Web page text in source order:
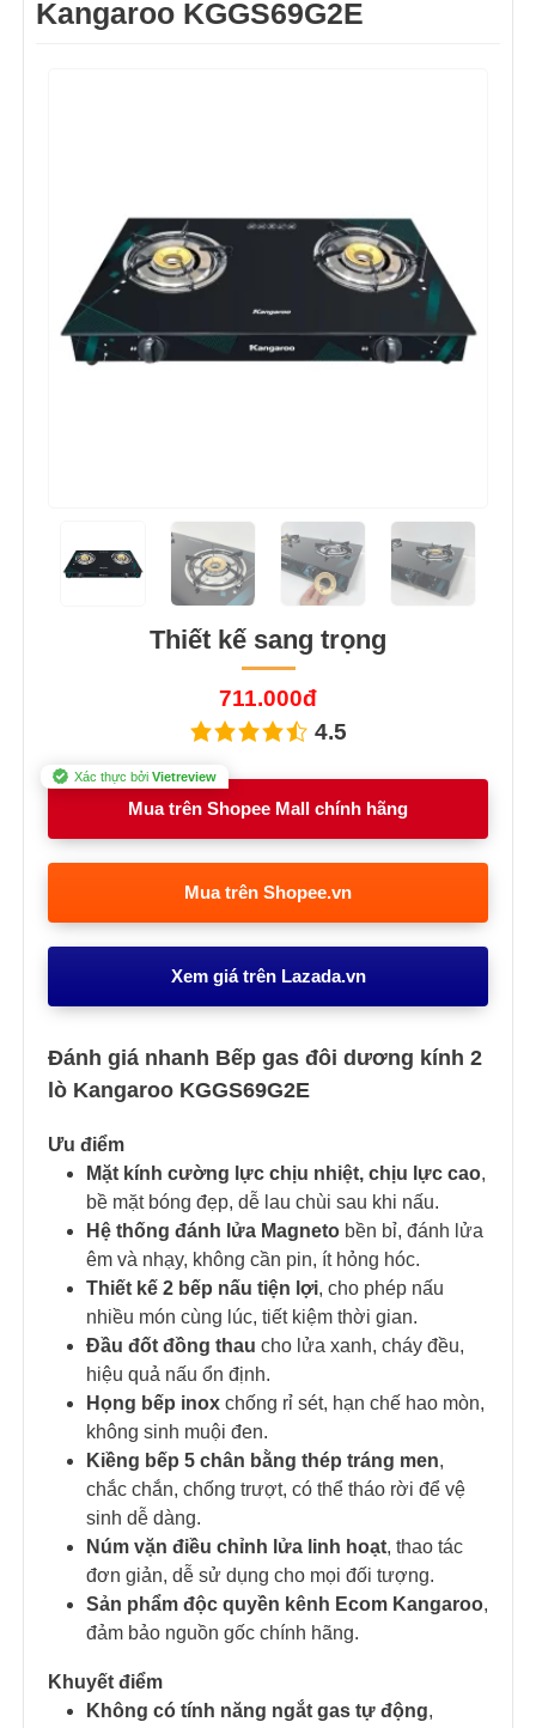
Kangaroo KGGS69G2E
Thiết kế sang trọng
711.000đ
4.5
Xác thực bởi Vietreview
Mua trên Shopee Mall chính hãng
Mua trên Shopee.vn
Xem giá trên Lazada.vn
Đánh giá nhanh Bếp gas đôi dương kính 2
lò Kangaroo KGGS69G2E
Ưu điểm
Mặt kính cường lực chịu nhiệt, chịu lực cao,
bề mặt bóng đẹp, dễ lau chùi sau khi nấu.
Hệ thống đánh lửa Magneto bền bỉ, đánh lửa
êm và nhạy, không cần pin, ít hỏng hóc.
Thiết kế 2 bếp nấu tiện lợi, cho phép nấu
nhiều món cùng lúc, tiết kiệm thời gian.
Đầu đốt đồng thau cho lửa xanh, cháy đều,
hiệu quả nấu ổn định.
Họng bếp inox chống rỉ sét, hạn chế hao mòn,
không sinh muội đen.
Kiềng bếp 5 chân bằng thép tráng men,
chắc chắn, chống trượt, có thể tháo rời để vệ
sinh dễ dàng.
Núm vặn điều chỉnh lửa linh hoạt, thao tác
đơn giản, dễ sử dụng cho mọi đối tượng.
Sản phẩm độc quyền kênh Ecom Kangaroo,
đảm bảo nguồn gốc chính hãng.
Khuyết điểm
Không có tính năng ngắt gas tự động,